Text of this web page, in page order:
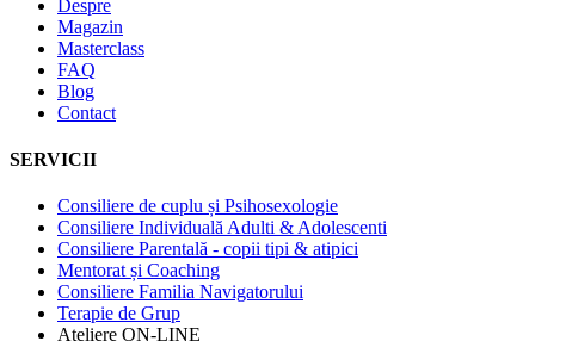
Despre
Magazin
Masterclass
FAQ
Blog
Contact
SERVICII
Consiliere de cuplu și Psihosexologie
Consiliere Individuală Adulti & Adolescenti
Consiliere Parentală - copii tipi & atipici
Mentorat și Coaching
Consiliere Familia Navigatorului
Terapie de Grup
Ateliere ON-LINE